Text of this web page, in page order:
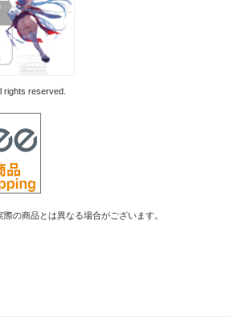
rights reserved.
の商品とは異なる場合がございます。